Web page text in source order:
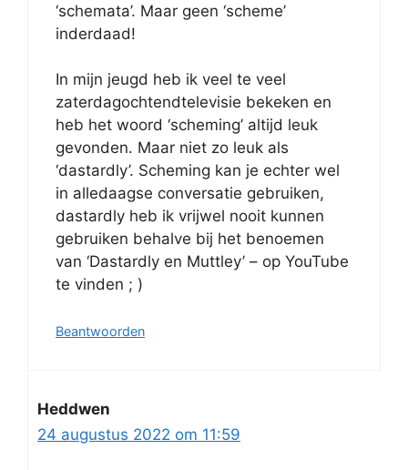
‘schemata’. Maar geen ‘scheme’
inderdaad!
In mijn jeugd heb ik veel te veel
zaterdagochtendtelevisie bekeken en
heb het woord ‘scheming’ altijd leuk
gevonden. Maar niet zo leuk als
‘dastardly’. Scheming kan je echter wel
in alledaagse conversatie gebruiken,
dastardly heb ik vrijwel nooit kunnen
gebruiken behalve bij het benoemen
van ‘Dastardly en Muttley’ – op YouTube
te vinden ; )
Beantwoorden
Heddwen
24 augustus 2022 om 11:59